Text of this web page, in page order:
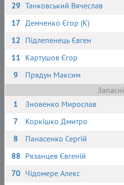
29 Танковський Вячеслав
17 Демченко Єгор (К)
12 Підлепенець Євген
11 Картушов Єгор
9
Прядун Максим
Запасні
1
Зновенко Мирослав
7
Коркішко Дмитро
8
Панасенко Сергій
88 Рязанцев Євгеній
70 Чідомере Алекс